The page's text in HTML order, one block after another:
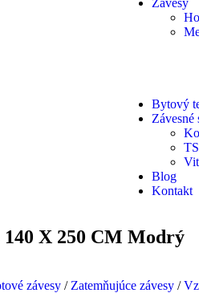
Závesy
Bytový
Závesné
Blog
Kontakt
140 X 250 CM Modrý
závesy / Zatemňujúce závesy /